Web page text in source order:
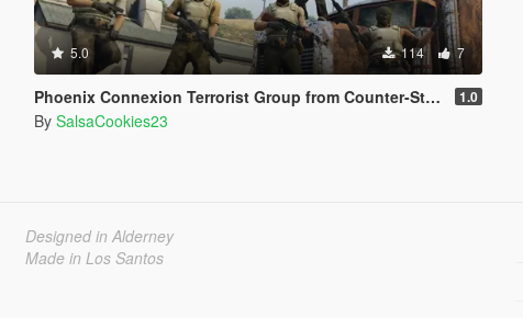
5.0 114 7
Phoenix Connexion Terrorist Group from Counter-Strike: Global Offensive (Shattered Web + Broken Fang skins included) 1.0
By SalsaCookies23
Designed in Alderney
Made in Los Santos